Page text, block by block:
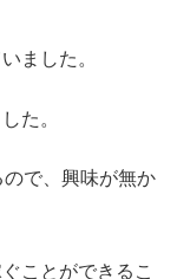
ました。
た。
で、興味が無か
ことができるこ